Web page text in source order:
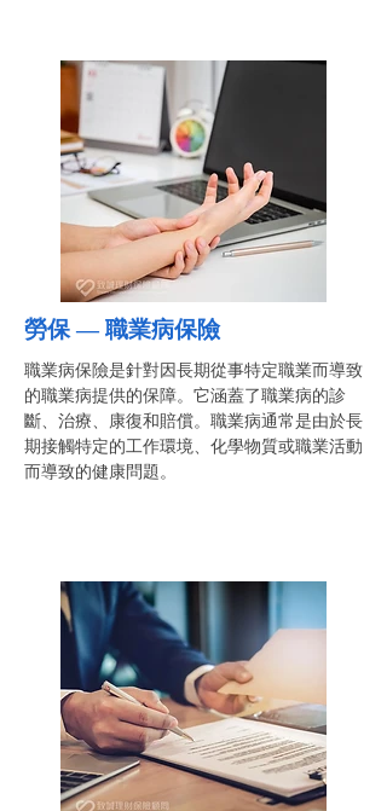
勞保 —職業病保險
職業病保險是針對因長期從事特定職業而導致
的職業病提供的保障。它涵蓋了職業病的診
斷、治療、康復和賠償。職業病通常是由於長
期接觸特定的工作環境、化學物質或職業活動
而導致的健康問題。